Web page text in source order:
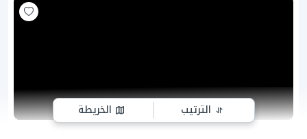
الترتيب الخريطة